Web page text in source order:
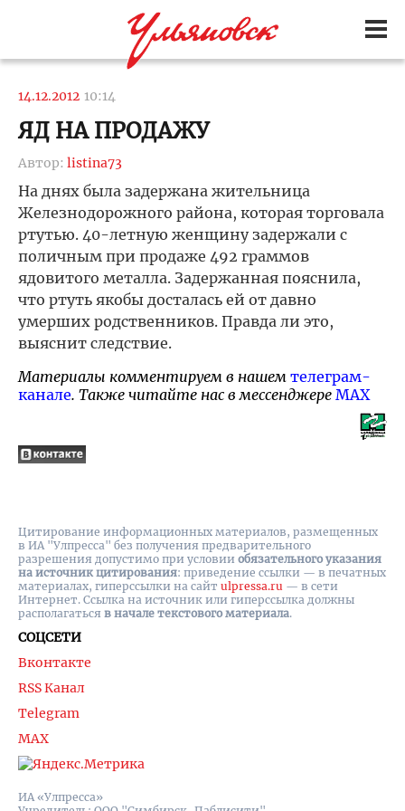
14.12.2012 10:14
ЯД НА ПРОДАЖУ
Автор: listina73
На днях была задержана жительница
Железнодорожного района, которая торговала
ртутью. 40-летную женщину задержали с
поличным при продаже 492 граммов
ядовитого металла. Задержанная пояснила,
что ртуть якобы досталась ей от давно
умерших родственников. Правда ли это,
выяснит следствие.
Материалы комментируем в нашем телеграм-
канале. Также читайте нас в мессенджере MAX
ИА «Улпресса»
СОЦСЕТИ
Вконтакте
RSS Канал
Telegram
MAX
Цитирование информационных материалов, размещенных
в ИА "Улпресса" без получения предварительного
разрешения допустимо при условии обязательного указания
на источник цитирования: приведение ссылки — в печатных
материалах, гиперссылки на cайт ulpressa.ru — в сети
Интернет. Ссылка на источник или гиперссылка должны
располагаться в начале текстового материала.